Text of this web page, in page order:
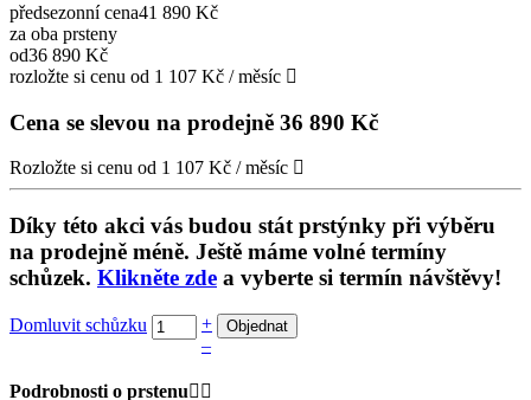
předsezonní cena41 890 Kč
za oba prsteny
od36 890 Kč
rozložte si cenu od 1 107 Kč / měsíc
Cena se slevou na prodejně 36 890 Kč
Rozložte si cenu od 1 107 Kč / měsíc
Díky této akci vás budou stát prstýnky při výběru
na prodejně méně. Ještě máme volné termíny
schůzek. Klikněte zde a vyberte si termín návštěvy!
Domluvit schůzku
+
–
Podrobnosti o prstenu